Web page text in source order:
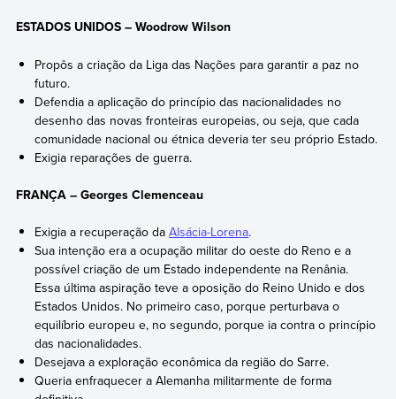
ESTADOS UNIDOS – Woodrow Wilson
Propôs a criação da Liga das Nações para garantir a paz no
futuro.
Defendia a aplicação do princípio das nacionalidades no
desenho das novas fronteiras europeias, ou seja, que cada
comunidade nacional ou étnica deveria ter seu próprio Estado.
Exigia reparações de guerra.
FRANÇA – Georges Clemenceau
Exigia a recuperação daAlsácia-Lorena.
Sua intenção era a ocupação militar do oeste do Reno e a
possível criação de um Estado independente na Renânia.
Essa última aspiração teve a oposição do Reino Unido e dos
Estados Unidos. No primeiro caso, porque perturbava o
equilíbrio europeu e, no segundo, porque ia contra o princípio
das nacionalidades.
Desejava a exploração econômica da região do Sarre.
Queria enfraquecer a Alemanha militarmente de forma